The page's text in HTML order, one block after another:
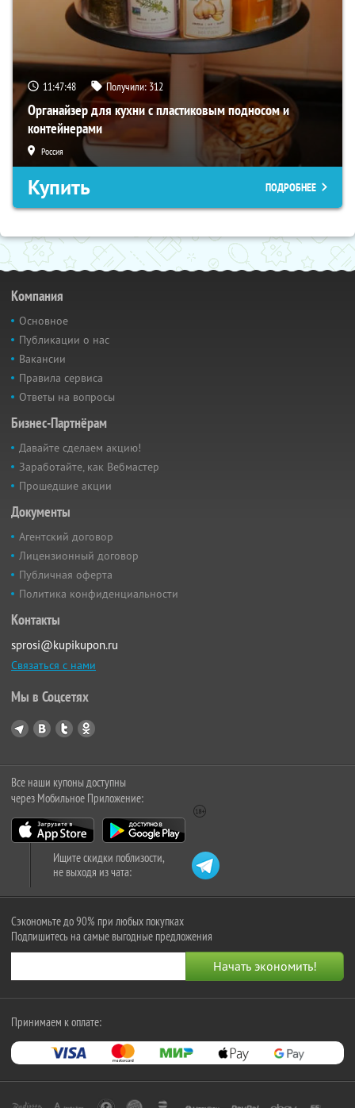
11:47:47 Получили: 312
Органайзер для кухни с пластиковым подносом и
контейнерами
Россия
Купить ПОДРОБНЕЕ
Компания
Основное
Публикации о нас
Вакансии
Правила сервиса
Ответы на вопросы
Бизнес-Партнёрам
Давайте сделаем акцию!
Заработайте, как Вебмастер
Прошедшие акции
Документы
Агентский договор
Лицензионный договор
Публичная оферта
Политика конфиденциальности
Контакты
sprosi@kupikupon.ru
Связаться с нами
Мы в Соцсетях
Все наши купоны доступны
через Мобильное Приложение:
Ищите скидки поблизости,
не выходя из чата:
Сэкономьте до 90% при любых покупках
Подпишитесь на самые выгодные предложения
Принимаем к оплате: